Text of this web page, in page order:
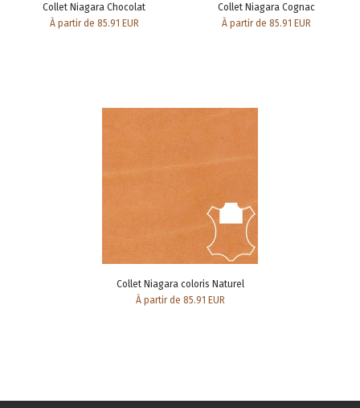
Collet Niagara Chocolat
À partir de 85.91 EUR
Collet Niagara Cognac
À partir de 85.91 EUR
Collet Niagara coloris Naturel
À partir de 85.91 EUR